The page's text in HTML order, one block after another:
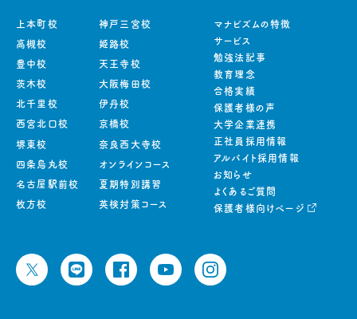
上本町校
高槻校
豊中校
茨木校
北千里校
西宮北口校
堺東校
四条烏丸校
名古屋駅前校
枚方校
神戸三宮校
姫路校
天王寺校
大阪梅田校
伊丹校
京橋校
奈良西大寺校
オンラインコース
夏期特別講習
英検対策コース
マナビズムの特徴
サービス
勉強法記事
教育理念
合格実績
保護者様の声
大学企業連携
正社員採用情報
アルバイト採用情報
お知らせ
よくあるご質問
保護者様向けページ